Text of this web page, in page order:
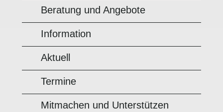
Beratung und Angebote
Information
Aktuell
Termine
Mitmachen und Unterstützen